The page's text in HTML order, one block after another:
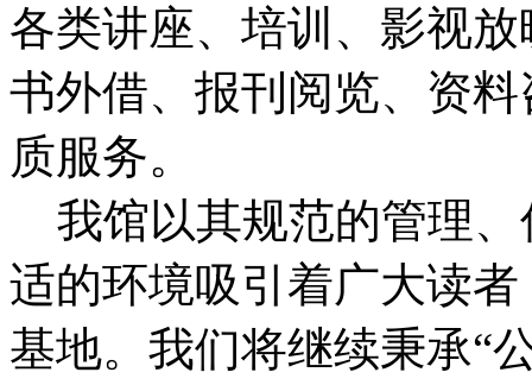
各类讲座、培训、影视
书外借、报刊阅览、资
质服务。
我馆以其规范的管理、
适的环境吸引着广大读
基地。我们将继续秉承“